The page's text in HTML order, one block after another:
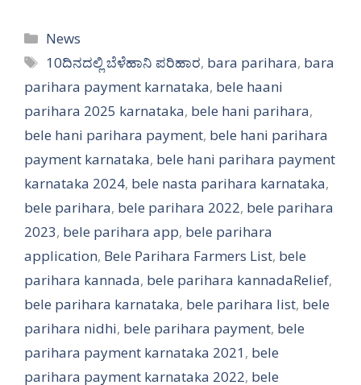
Categories
News
Tags
10ದಿನದಲ್ಲಿ ಬೆಳೆಹಾನಿ ಪರಿಹಾರ, bara parihara, bara
parihara payment karnataka, bele haani
parihara 2025 karnataka, bele hani parihara,
bele hani parihara payment, bele hani parihara
payment karnataka, bele hani parihara payment
karnataka 2024, bele nasta parihara karnataka,
bele parihara, bele parihara 2022, bele parihara
2023, bele parihara app, bele parihara
application, Bele Parihara Farmers List, bele
parihara kannada, bele parihara kannadaRelief,
bele parihara karnataka, bele parihara list, bele
parihara nidhi, bele parihara payment, bele
parihara payment karnataka 2021, bele
parihara payment karnataka 2022, bele